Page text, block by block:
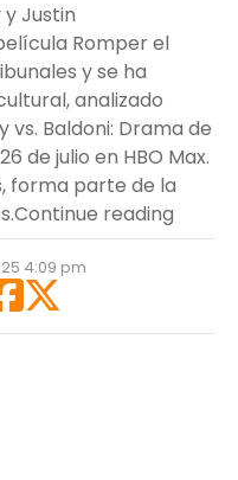
Justin
Romper el
y se ha
analizado
Baldoni: Drama de
de julio en HBO Max.
forma parte de la
Continue reading
4:09 pm